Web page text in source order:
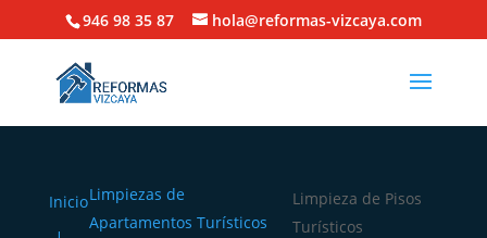
946 98 35 87 hola@reformas-vizcaya.com
InicioLimpiezas de
Apartamentos Turísticos
Limpieza de Pisos
Turísticos